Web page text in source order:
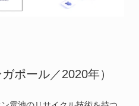
ポール／2020年）